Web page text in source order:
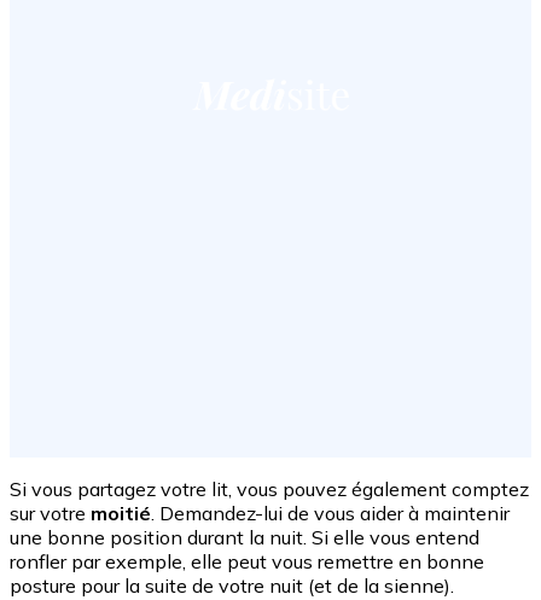
Si vous partagez votre lit, vous pouvez également comptez
sur votre moitié. Demandez-lui de vous aider à maintenir
une bonne position durant la nuit. Si elle vous entend
ronfler par exemple, elle peut vous remettre en bonne
posture pour la suite de votre nuit (et de la sienne).